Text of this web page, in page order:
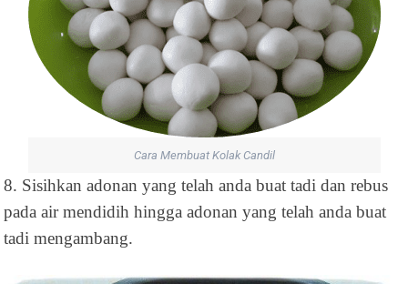
Cara Membuat Kolak Candil
8. Sisihkan adonan yang telah anda buat tadi dan rebus
pada air mendidih hingga adonan yang telah anda buat
tadi mengambang.